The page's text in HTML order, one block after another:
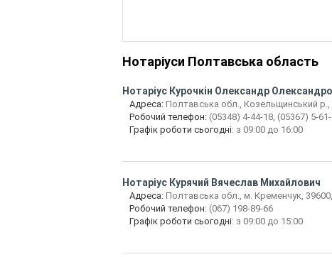
Нотаріуси Полтавська область
Нотаріус Курочкін Олександр
Адреса: Полтавська обл., Козельщинський
Робочий телефон: (05348) 4-44-18, (05367) 5-
Графік роботи сьогодні: з 09:00 до 16:00
Нотаріус Курячий Вячеслав Михайлович
Адреса: Полтавська обл., м. Кременчук,
Робочий телефон: (067) 198-89-66
Графік роботи сьогодні: з 09:00 до 15:00